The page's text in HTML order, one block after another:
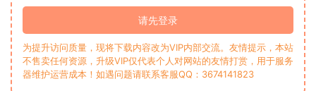
请先登录
为提升访问质量，现将下载内容改为VIP内部交流。友情提示，本站
不售卖任何资源，升级VIP仅代表个人对网站的友情打赏，用于服务
器维护运营成本！如遇问题请联系客服QQ：3674141823